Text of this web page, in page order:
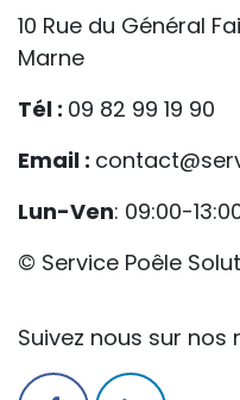
10 Rue du Général
Marne
Tél : 09 82 99 19 90
Email :
Lun-Ven: 09:00-
© Service Poêle
Suivez nous sur nos